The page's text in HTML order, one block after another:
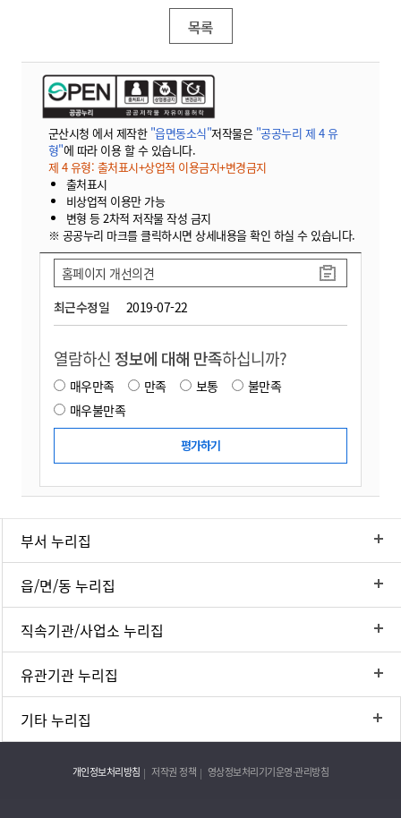
목록
군산시청 에서 제작한 "읍면동소식"저작물은 "공공누리 제 4 유
형"에 따라 이용 할 수 있습니다.
제 4 유형: 출처표시+상업적 이용금지+변경금지
출처표시
비상업적 이용만 가능
변형 등 2차적 저작물 작성 금지
※ 공공누리 마크를 클릭하시면 상세내용을 확인 하실 수 있습니다.
최근수정일 2019-07-22
홈페이지 개선의견
열람하신 정보에 대해 만족하십니까?
매우만족 만족 보통
불만족
매우불만족
부서 누리집
읍/면/동 누리집
직속기관/사업소 누리집
유관기관 누리집
기타 누리집
개인정보처리방침 저작권 정책 영상정보처리기기운영·관리방침